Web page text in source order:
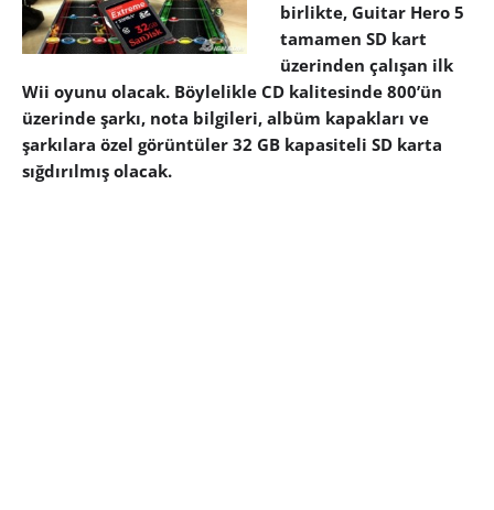
birlikte, Guitar Hero 5
tamamen SD kart
üzerinden çalışan ilk
Wii oyunu olacak. Böylelikle CD kalitesinde 800’ün
üzerinde şarkı, nota bilgileri, albüm kapakları ve
şarkılara özel görüntüler 32 GB kapasiteli SD karta
sığdırılmış olacak.